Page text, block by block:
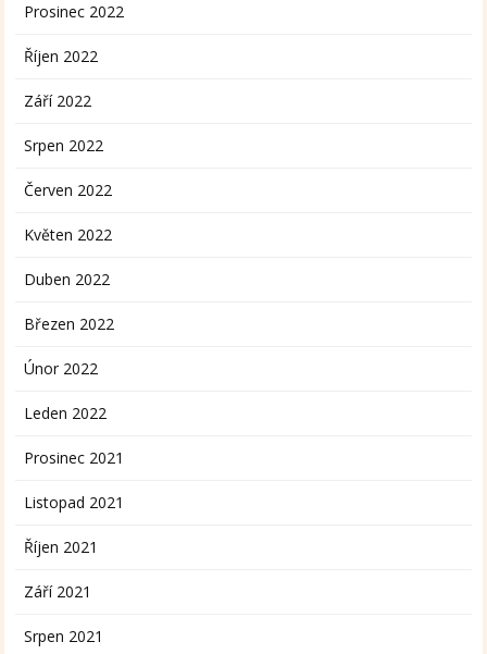
Prosinec 2022
Říjen 2022
Září 2022
Srpen 2022
Červen 2022
Květen 2022
Duben 2022
Březen 2022
Únor 2022
Leden 2022
Prosinec 2021
Listopad 2021
Říjen 2021
Září 2021
Srpen 2021